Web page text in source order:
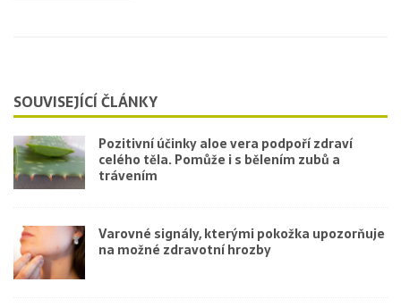
SOUVISEJÍCÍ ČLÁNKY
Pozitivní účinky aloe vera podpoří zdraví
celého těla. Pomůže i s bělením zubů a
trávením
Varovné signály, kterými pokožka upozorňuje
na možné zdravotní hrozby